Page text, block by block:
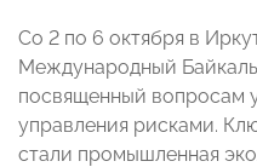
Со 2 по 6 октября в
Международный
посвященный вопросам
управления рисками.
стали промышленная